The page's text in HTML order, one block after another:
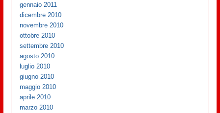
gennaio 2011
dicembre 2010
novembre 2010
ottobre 2010
settembre 2010
agosto 2010
luglio 2010
giugno 2010
maggio 2010
aprile 2010
marzo 2010